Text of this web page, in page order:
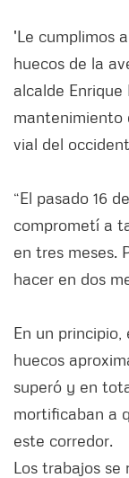
'Le cumplimos
huecos de la
alcalde
mantenimiento
vial del
“El pasado 16
comprometí a
en tres meses.
hacer en dos
En un
huecos
superó y en
mortificaban a
este corredor.
Los trabajos se